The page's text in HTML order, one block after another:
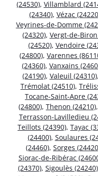
(24530), Villamblard
(24340), Vézac
Veyrines-de-Domme
(24320), Vergt-de-
(24520), Vendoire
(24800), Varennes
(24360), Vanxains
(24190), Valeuil (24310),
Trémolat (24510),
Tocane-Saint-Apre
(24800), Thenon (24210),
Terrasson-Lavilledieu
Teillots (24390), Tayac
(24400), Soulaures
(24460), Sorges
Siorac-de-Ribérac
(24370), Sigoulès (24240)